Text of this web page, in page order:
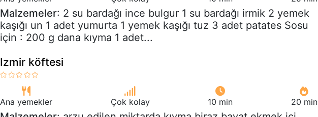
Malzemeler: 2 su bardağı ince bulgur 1 su bardağı irmik 2 yemek
kaşığı un 1 adet yumurta 1 yemek kaşığı tuz 3 adet patates Sosu
için : 200 g dana kıyma 1 adet...
Izmir köftesi
Ana yemekler Çok kolay 10 min 20 min